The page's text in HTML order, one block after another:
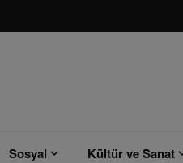
Sosyal Kültür ve Sanat